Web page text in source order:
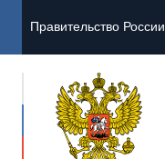
Правительство России